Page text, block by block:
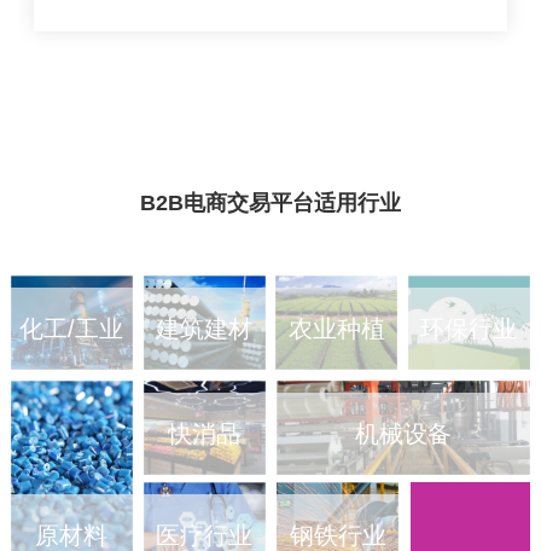
B2B电商交易平台适用行业
化工/工业 建筑建材 农业种植 环保行业
原材料
快消品 机械设备
医疗行业 钢铁行业